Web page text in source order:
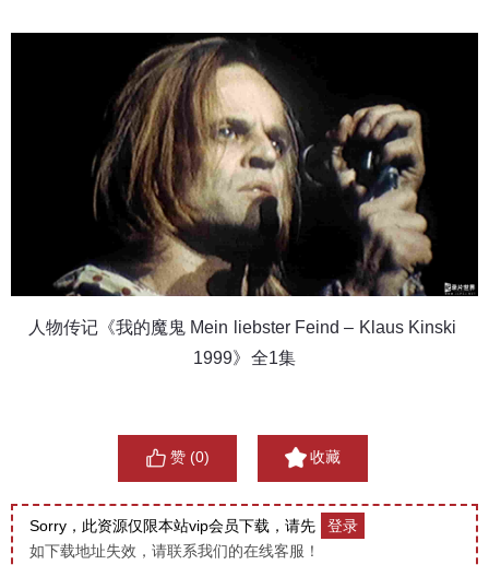
人物传记《我的魔鬼 Mein liebster Feind – Klaus Kinski
1999》全1集
赞 (0) 收藏
Sorry，此资源仅限本站vip会员下载，请先
登录
如下载地址失效，请联系我们的在线客服！